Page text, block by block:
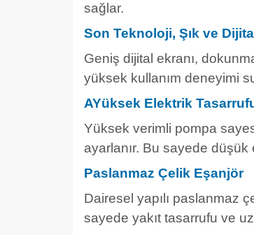
sağlar.
Son Teknoloji, Şık ve
Geniş dijital ekranı,
yüksek kullanım deneyimi
AYüksek Elektrik
Yüksek verimli pompa
ayarlanır. Bu sayede düşük
Paslanmaz Çelik Eşanjör
Dairesel yapılı paslanmaz
sayede yakıt tasarrufu ve